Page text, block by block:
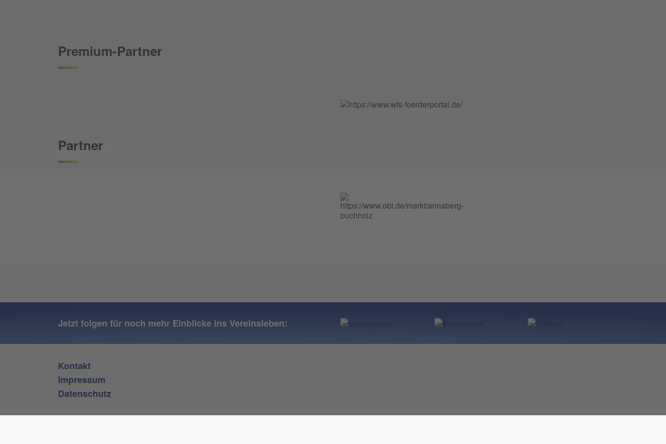
Premium-Partner
Partner
Jetzt folgen für noch mehr Einblicke ins Vereinsleben:
Kontakt
Impressum
Datenschutz